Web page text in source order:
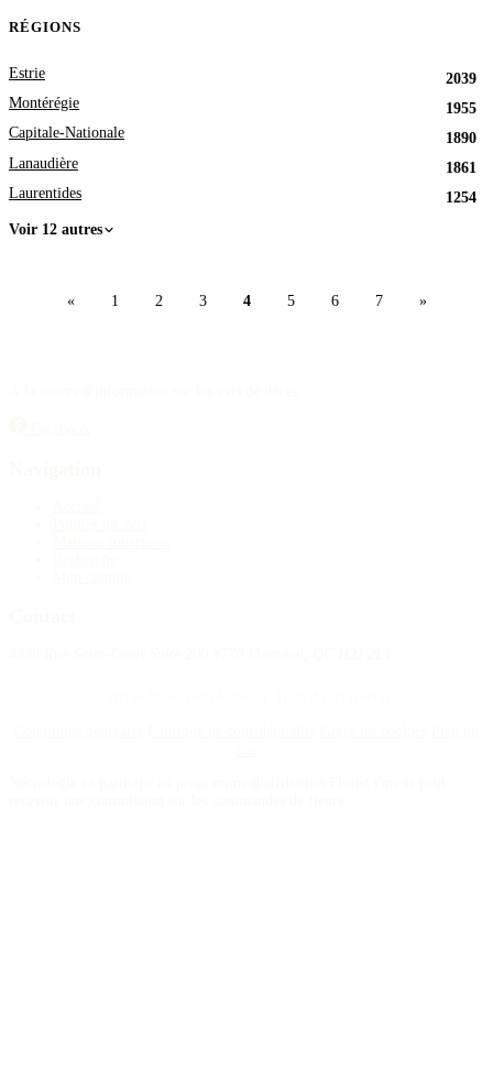
RÉGIONS
Estrie
2039
Montérégie
1955
Capitale-Nationale
1890
Lanaudière
1861
Laurentides
1254
Voir 12 autres
« 1 2 3 4 5 6 7 »